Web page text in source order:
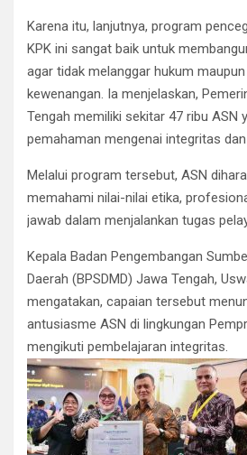
Karena itu, lanjutnya, program
KPK ini sangat baik untuk
agar tidak melanggar hukum
kewenangan. Ia menjelaskan,
Tengah memiliki sekitar 47 ribu ASN
pemahaman mengenai integritas
Melalui program tersebut, ASN
memahami nilai-nilai etika,
jawab dalam menjalankan tugas
Kepala Badan Pengembangan
Daerah (BPSDMD) Jawa Tengah,
mengatakan, capaian tersebut
antusiasme ASN di lingkungan
mengikuti pembelajaran integritas.